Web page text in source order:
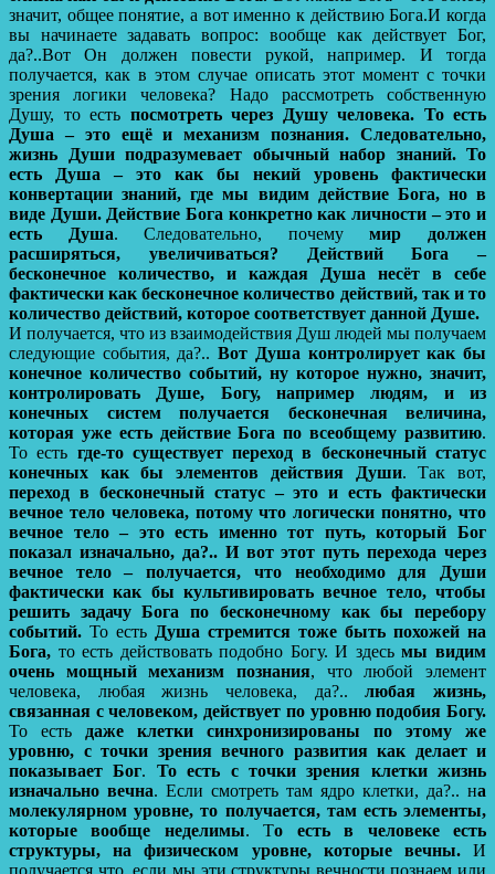
значит, общее понятие, а вот именно к действию Бога.И когда
вы начинаете задавать вопрос: вообще как действует Бог,
да?..Вот Он должен повести рукой, например. И тогда
получается, как в этом случае описать этот момент с точки
зрения логики человека? Надо рассмотреть собственную
Душу, то есть посмотреть через Душу человека. То есть
Душа – это ещё и механизм познания. Следовательно,
жизнь Души подразумевает обычный набор знаний. То
есть Душа – это как бы некий уровень фактически
конвертации знаний, где мы видим действие Бога, но в
виде Души. Действие Бога конкретно как личности – это и
есть Душа. Следовательно, почемумир должен
расширяться, увеличиваться?
Действий Бога –
бесконечное количество, и каждая Душа несёт в себе
фактически как бесконечное количество действий, так и то
количество действий, которое соответствует данной Душе.
И получается, что из взаимодействия Душ людей мы получаем
следующие события, да?..Вот Душа контролирует как бы
конечное количество событий, ну которое нужно, значит,
контролировать Душе, Богу, например людям, и из
конечных систем получается бесконечная величина,
которая уже есть действие Бога по всеобщему развитию.
То есть где-то существует переход в бесконечный статус
конечных как бы элементов действия Души. Так вот,
переход в бесконечный статус – это и есть фактически
вечное тело человека, потому что логически понятно, что
вечное тело – это есть именно тот путь, который Бог
показал изначально, да?.. И вот этот путь перехода через
вечное тело – получается, что необходимо для Души
фактически как бы культивировать вечное тело, чтобы
решить задачу Бога по бесконечному как бы перебору
событий. То есть Душа стремится тоже быть похожей на
Бога, то есть действовать подобно Богу. И здесьмы видим
очень мощный механизм познания, что любой элемент
человека, любая жизнь человека, да?..любая жизнь,
связанная с человеком, действует по уровню подобия Богу.
То есть даже клетки синхронизированы по этому же
уровню, с точки зрения вечного развития как делает и
показывает Бог. То есть с точки зрения клетки жизнь
изначально вечна. Если смотреть там ядро клетки, да?.. на
молекулярном уровне, то получается, там есть элементы,
которые вообще неделимы. То есть в человеке есть
структуры, на физическом уровне, которые вечны.И
получается что, если мы эти структуры вечности познаем или